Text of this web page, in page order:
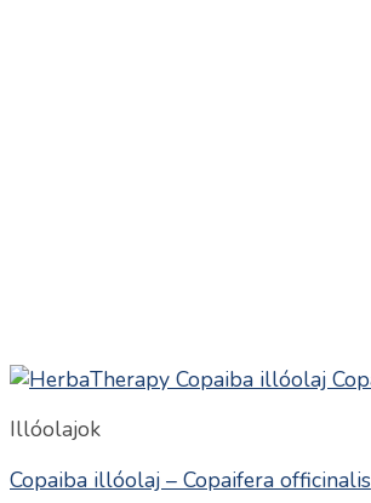
Illóolajok
Copaiba illóolaj – Copaifera officinalis